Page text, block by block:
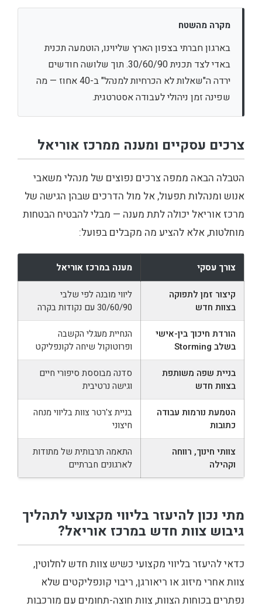
מקרה מהשטח
בארגון חברתי בצפון הארץ שליוינו, הוטמעה תכנית
באדי לצד תכנית 30/60/90. תוך שלושה חודשים
ירדה ה"שאלות לא הכרחיות למנהל" ב-40 אחוז — מה
שפינה זמן ניהולי לעבודה אסטרטגית.
צרכים עסקיים ומענה ממרכז אוריאל
הטבלה הבאה ממפה צרכים נפוצים של מנהלי משאבי
אנוש ומנהלות תפעול, אל מול הדרכים שבהן הגישה של
מרכז אוריאל יכולה לתת מענה — מבלי להבטיח הבטחות
מוחלטות, אלא להציע מה מקבלים בפועל:
צורך עסקי מענה במרכז אוריאל
קיצור זמן לתפוקה
בצוות חדש
ליווי מובנה לפי שלבי
30/60/90 עם נקודות בקרה
הורדת חיכוך בין-אישי
בשלב Storming
הנחיית מעגלי הקשבה
ופרוטוקול שיחה לקונפליקט
בניית שפה משותפת
בצוות חדש
סדנה מבוססת סיפורי חיים
וגישה נרטיבית
הטמעת נורמות עבודה
כתובות
בניית צ'רטר צוות בליווי מנחה
חיצוני
צוותי חינוך, רווחה
וקהילה
התאמה תרבותית של מתודות
לארגונים חברתיים
מתי נכון להיעזר בליווי מקצועי לתהליך
גיבוש צוות חדש במרכז אוריאל?
כדאי להיעזר בליווי מקצועי כשיש צוות חדש לחלוטין,
צוות אחרי מיזוג או ריאורגן, ריבוי קונפליקטים שלא
נפתרים בכוחות הצוות, צוות חוצה-תחומים עם מורכבות